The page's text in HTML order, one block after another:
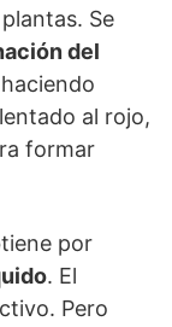
Se
del
al rojo,
formar
por
. El
Pero